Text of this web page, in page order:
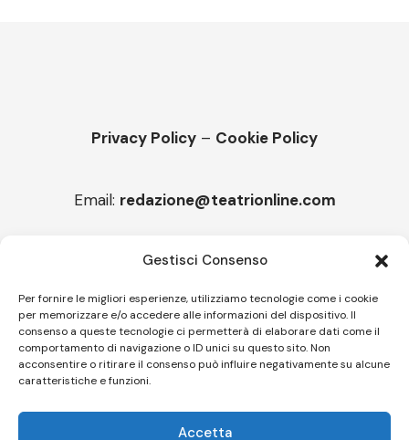
Gestisci Consenso
Per fornire le migliori esperienze, utilizziamo tecnologie come i cookie
per memorizzare e/o accedere alle informazioni del dispositivo. Il
consenso a queste tecnologie ci permetterà di elaborare dati come il
comportamento di navigazione o ID unici su questo sito. Non
acconsentire o ritirare il consenso può influire negativamente su alcune
caratteristiche e funzioni.
Accetta
Privacy Policy – Cookie Policy
Email: redazione@teatrionline.com
“Cico festival! Oltre 1500 spettatori a Filadelfia